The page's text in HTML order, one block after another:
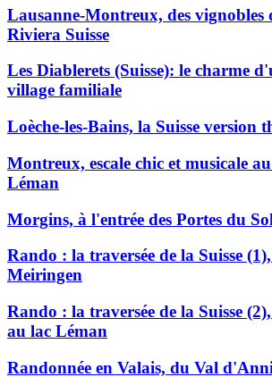
Lausanne-Montreux, des vignobles
Riviera Suisse
Les Diablerets (Suisse): le charme
village familiale
Loèche-les-Bains, la Suisse version
Montreux, escale chic et musicale
Léman
Morgins, à l'entrée des Portes du
Rando : la traversée de la Suisse
Meiringen
Rando : la traversée de la Suisse
au lac Léman
Randonnée en Valais, du Val